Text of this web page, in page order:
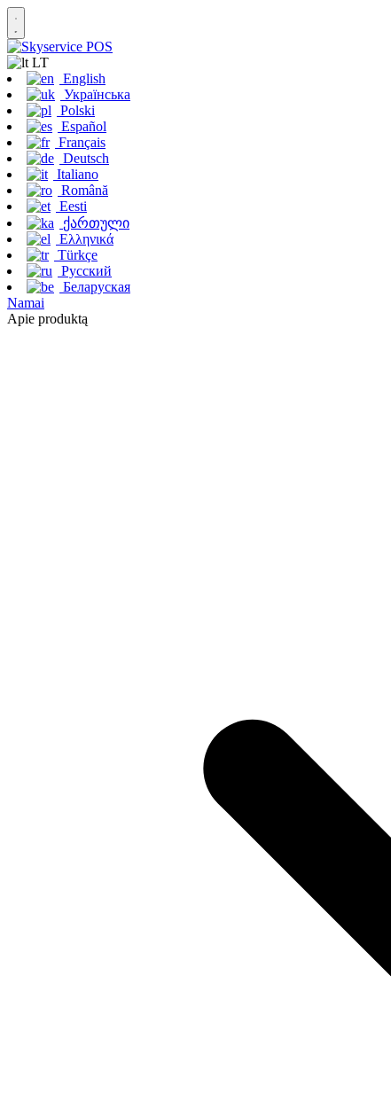
LT
English
Українська
Polski
Español
Français
Deutsch
Italiano
Română
Eesti
ქართული
Ελληνικά
Türkçe
Русский
Беларуская
Namai
Apie produktą